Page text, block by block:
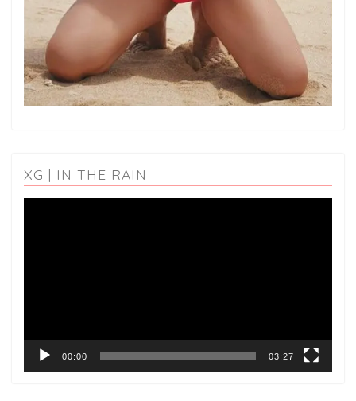
XG | IN THE RAIN
00:00 03:27